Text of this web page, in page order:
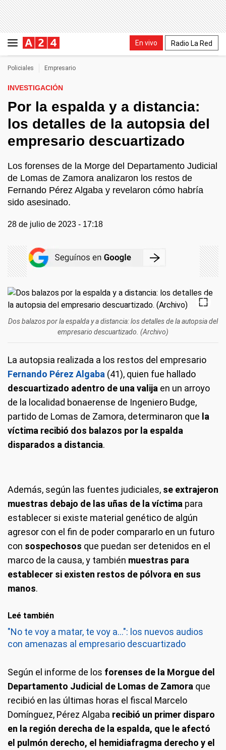
En vivo Radio La Red
Policiales Empresario
INVESTIGACIÓN
Por la espalda y a distancia:
los detalles de la autopsia del
empresario descuartizado
Los forenses de la Morge del Departamento Judicial
de Lomas de Zamora analizaron los restos de
Fernando Pérez Algaba y revelaron cómo habría
sido asesinado.
28 de julio de 2023 - 17:18
Dos balazos por la espalda y a distancia: los detalles de la autopsia del
empresario descuartizado. (Archivo)
La autopsia realizada a los restos del empresario
Fernando Pérez Algaba (41), quien fue hallado
descuartizado adentro de una valija en un arroyo
de la localidad bonaerense de Ingeniero Budge,
partido de Lomas de Zamora, determinaron que la
víctima recibió dos balazos por la espalda
disparados a distancia.
Además, según las fuentes judiciales, se extrajeron
muestras debajo de las uñas de la víctima para
establecer si existe material genético de algún
agresor con el fin de poder compararlo en un futuro
con sospechosos que puedan ser detenidos en el
marco de la causa, y también muestras para
establecer si existen restos de pólvora en sus
manos.
Leé también
"No te voy a matar, te voy a...": los nuevos audios
con amenazas al empresario descuartizado
Según el informe de los forenses de la Morgue del
Departamento Judicial de Lomas de Zamora que
recibió en las últimas horas el fiscal Marcelo
Domínguez, Pérez Algaba recibió un primer disparo
en la región derecha de la espalda, que le afectó
el pulmón derecho, el hemidiafragma derecho y el